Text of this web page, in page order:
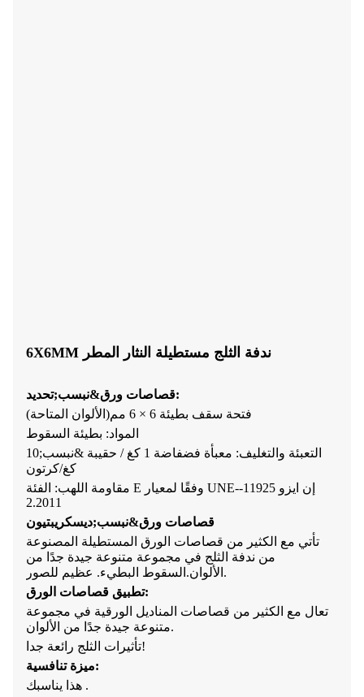
6X6MM ندفة الثلج مستطيلة النثار المطر
قصاصات ورق&نبسب;تحديد:
فتحة سقف بطيئة 6 × 6 مم
( الألوان المتاحة)
المواد: بطيئة السقوط
التعبئة والتغليف: معبأة فضفاضة 1 كغ / حقيبة &نبسب;10
كغ/كرتون
مقاومة اللهب: الفئة E وفقًا لمعيار UNE-إن ايزو 11925-
2.2011
قصاصات ورق&نبسب;ديسكريبتيون
تأتي مع الكثير من قصاصات الورق المستطيلة المصنوعة
من ندفة الثلج في مجموعة متنوعة جيدة جدًا من
الألوان. السقوط البطيء. عظيم للصور.
تطبيق قصاصات الورق:
تعال مع الكثير من قصاصات المناديل الورقية في مجموعة
متنوعة جيدة جدًا من الألوان.
تأثيرات الثلج رائعة جدا!
ميزة تنافسية:
هذا يناسبك .